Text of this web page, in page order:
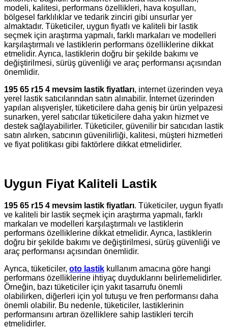
modeli, kalitesi, performans özellikleri, hava koşulları,
bölgesel farklılıklar ve tedarik zinciri gibi unsurlar yer
almaktadır. Tüketiciler, uygun fiyatlı ve kaliteli bir lastik
seçmek için araştırma yapmalı, farklı markaları ve modelleri
karşılaştırmalı ve lastiklerin performans özelliklerine dikkat
etmelidir. Ayrıca, lastiklerin doğru bir şekilde bakımı ve
değiştirilmesi, sürüş güvenliği ve araç performansı açısından
önemlidir.
195 65 r15 4 mevsim lastik fiyatları, internet üzerinden veya
yerel lastik satıcılarından satın alınabilir. İnternet üzerinden
yapılan alışverişler, tüketicilere daha geniş bir ürün yelpazesi
sunarken, yerel satıcılar tüketicilere daha yakın hizmet ve
destek sağlayabilirler. Tüketiciler, güvenilir bir satıcıdan lastik
satın alırken, satıcının güvenilirliği, kalitesi, müşteri hizmetleri
ve fiyat politikası gibi faktörlere dikkat etmelidirler.
Uygun Fiyat Kaliteli Lastik
195 65 r15 4 mevsim lastik fiyatları. Tüketiciler, uygun fiyatlı
ve kaliteli bir lastik seçmek için araştırma yapmalı, farklı
markaları ve modelleri karşılaştırmalı ve lastiklerin
performans özelliklerine dikkat etmelidir. Ayrıca, lastiklerin
doğru bir şekilde bakımı ve değiştirilmesi, sürüş güvenliği ve
araç performansı açısından önemlidir.
Ayrıca, tüketiciler, oto lastik kullanım amacına göre hangi
performans özelliklerine ihtiyaç duyduklarını belirlemelidirler.
Örneğin, bazı tüketiciler için yakıt tasarrufu önemli
olabilirken, diğerleri için yol tutuşu ve fren performansı daha
önemli olabilir. Bu nedenle, tüketiciler, lastiklerinin
performansını artıran özelliklere sahip lastikleri tercih
etmelidirler.